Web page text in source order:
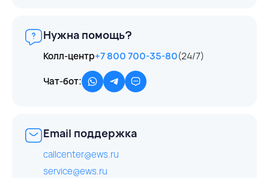
Нужна помощь?
Колл-центр+7 800 700-35-80(24/7)
Чат-бот:
Email поддержка
callcenter@ews.ru
service@ews.ru